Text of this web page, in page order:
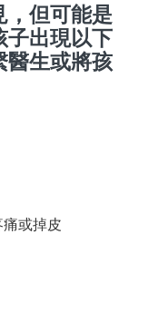
，但可能是
子出現以下
醫生或將孩
或掉皮